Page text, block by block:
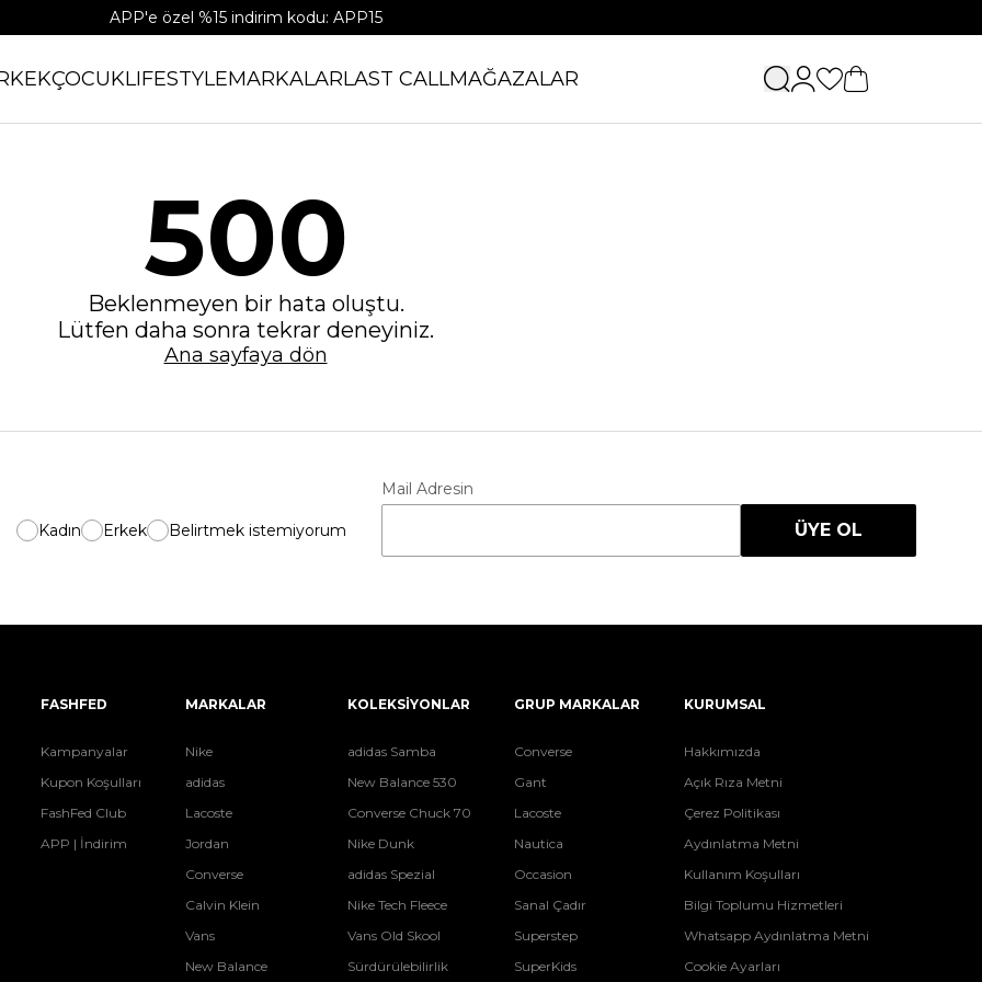
APP'e özel %15 indirim kodu: APP15
ÇOCUKLIFESTYLEMARKALARLAST CALLMAĞAZALAR
500
Beklenmeyen bir hata oluştu.
Lütfen daha sonra tekrar deneyiniz.
Ana sayfaya dön
Kadın Erkek Belirtmek istemiyorum
Mail Adresin
ÜYE OL
FASHFED
Kampanyalar
Kupon Koşulları
FashFed Club
APP | İndirim
MARKALAR
Nike
adidas
Lacoste
Jordan
Converse
Calvin Klein
Vans
New Balance
KOLEKSİYONLAR
adidas Samba
New Balance 530
Converse Chuck 70
Nike Dunk
adidas Spezial
Nike Tech Fleece
Vans Old Skool
Sürdürülebilirlik
GRUP MARKALAR
Converse
Gant
Lacoste
Nautica
Occasion
Sanal Çadır
Superstep
SuperKids
KURUMSAL
Hakkımızda
Açık Rıza Metni
Çerez Politikası
Aydınlatma Metni
Kullanım Koşulları
Bilgi Toplumu Hizmetleri
Whatsapp Aydınlatma Metni
Cookie Ayarları